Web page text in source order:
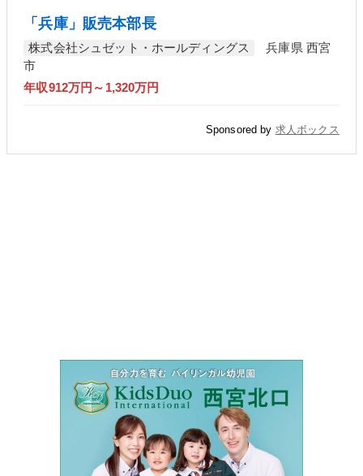
「兵庫」販売本部長
株式会社シュゼット・ホールディングス
兵庫県 西宮
市
年収912万円～1,320万円
Sponsored by 求人ボックス